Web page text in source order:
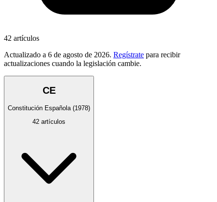
42 artículos
Actualizado a 6 de agosto de 2026. Regístrate para recibir
actualizaciones cuando la legislación cambie.
CE
Constitución Española (1978)
42 artículos